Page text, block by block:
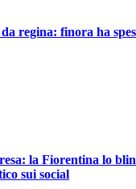
regina: finora ha
la Fiorentina lo
sui social